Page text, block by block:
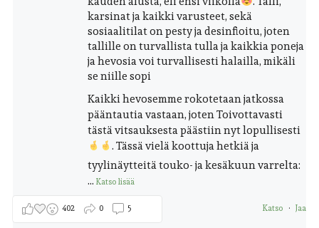
karsinat ja kaikki varusteet, sekä
sosiaalitilat on pesty ja desinfioitu, joten
tallille on turvallista tulla ja kaikkia poneja
ja hevosia voi turvallisesti halailla, mikäli
se niille sopi
Kaikki hevosemme rokotetaan jatkossa
pääntautia vastaan, joten Toivottavasti
tästä vitsauksesta päästiin nyt lopullisesti
. Tässä vielä koottuja hetkiä ja
tyylinäytteitä touko- ja kesäkuun varrelta:
... Katso lisää
Katso · Jaa
402 0 5